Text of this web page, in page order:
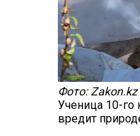
Фото: Zakon.kz
Ученица 10-го
вредит